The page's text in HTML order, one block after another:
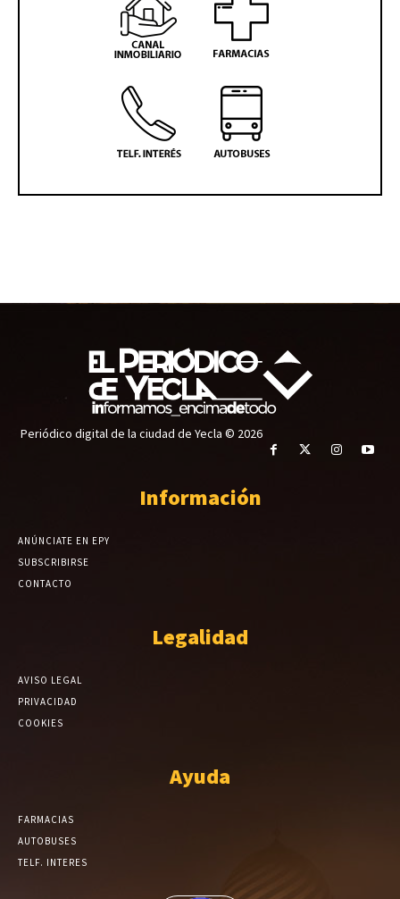
Periódico digital de la ciudad de Yecla © 2026
Información
ANÚNCIATE EN EPY
SUBSCRIBIRSE
CONTACTO
Legalidad
AVISO LEGAL
PRIVACIDAD
COOKIES
Ayuda
FARMACIAS
AUTOBUSES
TELF. INTERES